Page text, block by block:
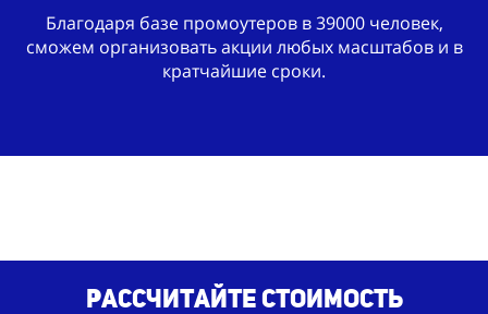
Благодаря базе промоутеров в 39000 человек,
сможем организовать акции любых масштабов и в
кратчайшие сроки.
Рассчитайте стоимость